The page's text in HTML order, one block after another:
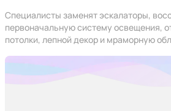
Специалисты заменят эскалаторы,
первоначальную систему освещения,
потолки, лепной декор и мраморную